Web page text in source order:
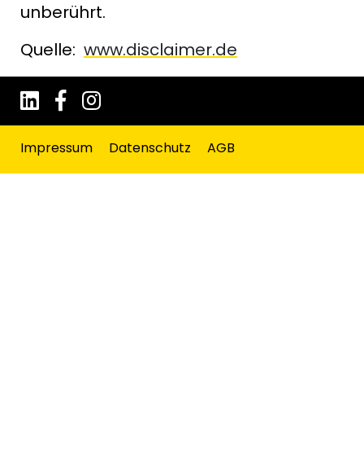
unberührt.
Quelle: www.disclaimer.de
Impressum Datenschutz AGB